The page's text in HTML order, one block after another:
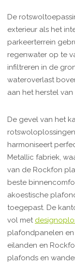
De
exterieur als het
parkeerterrein
regenwater op te
infiltreren in de
wateroverlast
aan het herstel
De gevel van het
harmoniseert
Metallic fabriek,
van de Rockfon
beste
akoestische
toegepast. De
vol met
plafondpanelen
eilanden en
plafonds en